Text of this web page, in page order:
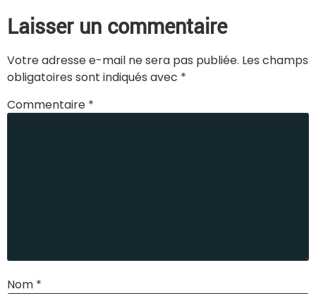
Laisser un commentaire
Votre adresse e-mail ne sera pas publiée. Les champs
obligatoires sont indiqués avec *
Commentaire *
Nom *